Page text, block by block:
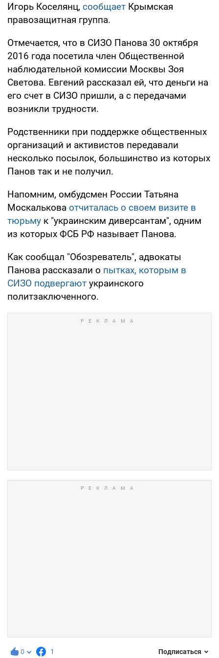
Игорь Коселянц, сообщает Крымская
правозащитная группа.
Отмечается, что в СИЗО Панова 30 октября
2016 года посетила член Общественной
наблюдательной комиссии Москвы Зоя
Светова. Евгений рассказал ей, что деньги на
его счет в СИЗО пришли, а с передачами
возникли трудности.
Родственники при поддержке общественных
организаций и активистов передавали
несколько посылок, большинство из которых
Панов так и не получил.
Напомним, омбудсмен России Татьяна
Москалькова отчиталась о своем визите в
тюрьму к "украинским диверсантам", одним
из которых ФСБ РФ называет Панова.
Как сообщал "Обозреватель", адвокаты
Панова рассказали о пытках, которым в
СИЗО подвергают украинского
политзаключенного.
0 1 Подписаться